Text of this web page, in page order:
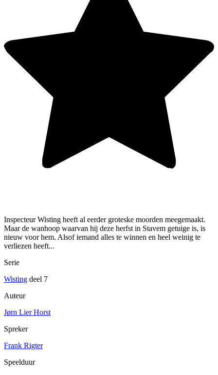
Inspecteur Wisting heeft al eerder groteske moorden meegemaakt.
Maar de wanhoop waarvan hij deze herfst in Stavem getuige is, is
nieuw voor hem. Alsof iemand alles te winnen en heel weinig te
verliezen heeft...
Serie
Wisting deel 7
Auteur
Jørn Lier Horst
Spreker
Frank Rigter
Speelduur